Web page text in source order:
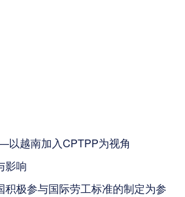
越南加入CPTPP为视角
影响
极参与国际劳工标准的制定为参